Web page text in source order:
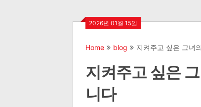
2026년 01월 15일
Home blog 지켜주고 싶은 그녀
지켜주고 싶은
니다